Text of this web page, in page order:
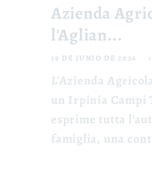
Azienda
l'Aglian...
19 DE JUNIO DE 2026
L'Azienda
un Irpinia Campi
esprime tutta
famiglia, una